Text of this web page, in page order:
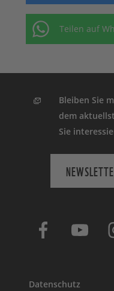
Teilen auf
Bleiben Sie
dem
Sie
Datenschutz